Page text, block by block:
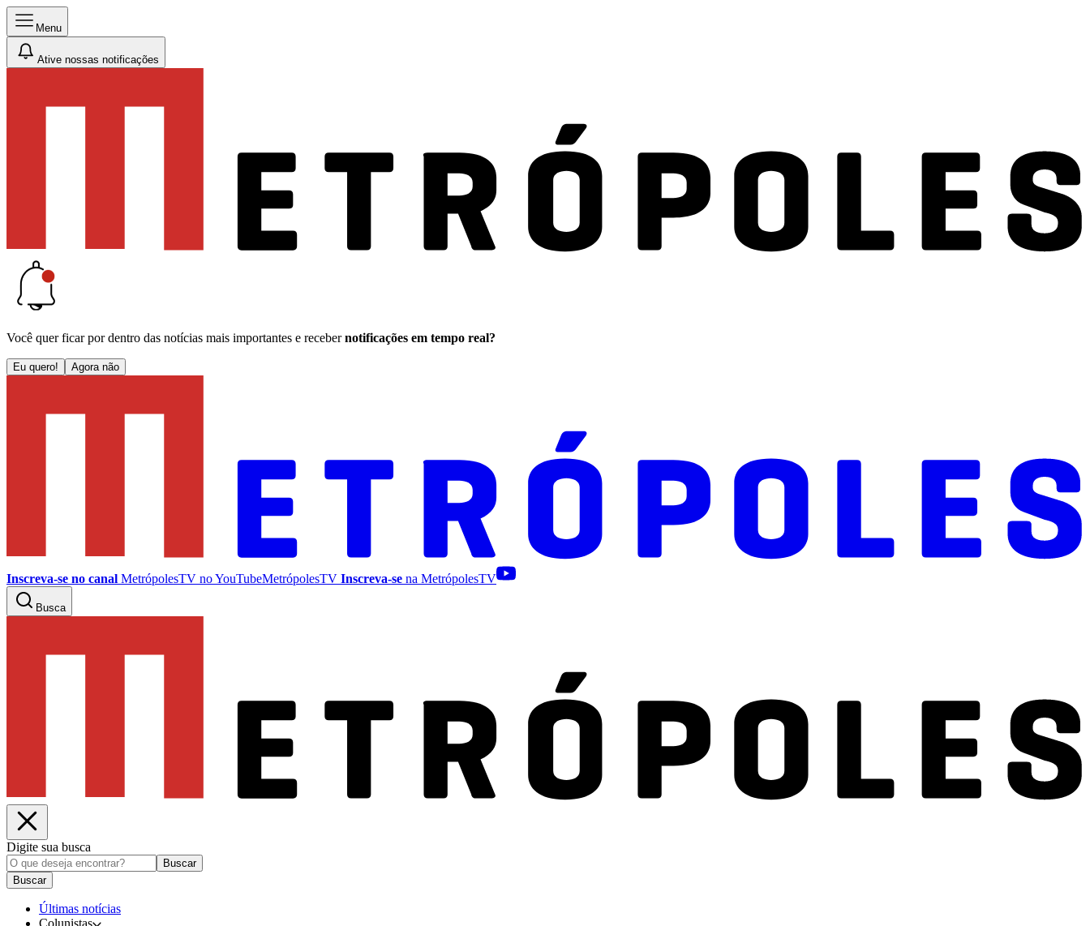
Menu
Ative nossas notificações
Você quer ficar por dentro das notícias mais importantes e receber notificações em tempo real?
Eu quero! Agora não
Inscreva-se no canal MetrópolesTV noYouTubeMetrópolesTV Inscreva-se na MetrópolesTV
Busca
Digite sua busca
Buscar
Buscar
Últimas notícias